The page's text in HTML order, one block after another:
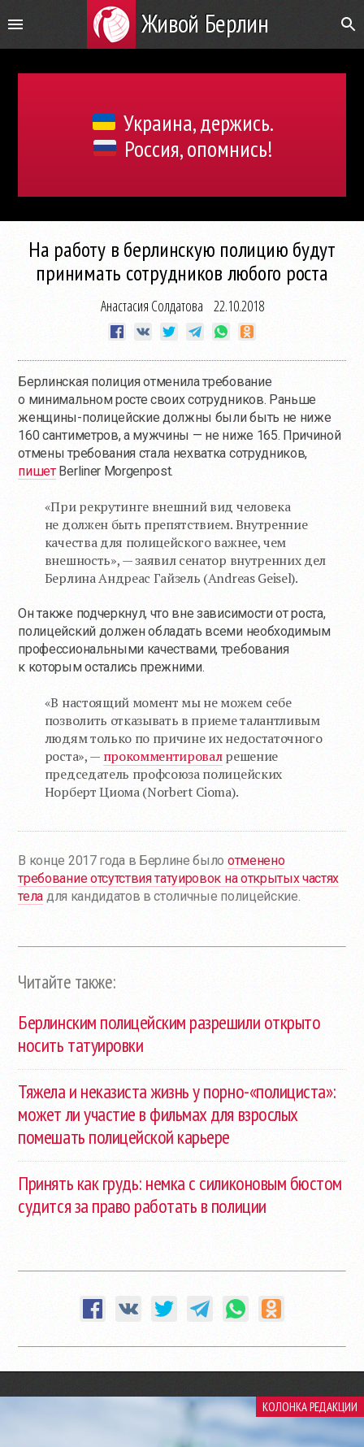
Живой Берлин
Украина, держись.
Россия, опомнись!
На работу в берлинскую полицию будут
принимать сотрудников любого роста
Анастасия Солдатова 22.10.2018
Берлинская полиция отменила требование
о минимальном росте своих сотрудников. Раньше
женщины-полицейские должны были быть не ниже
160 сантиметров, а мужчины — не ниже 165. Причиной
отмены требования стала нехватка сотрудников,
пишетBerliner Morgenpost.
«При рекрутинге внешний вид человека
не должен быть препятствием. Внутренние
качества для полицейского важнее, чем
внешность», — заявил сенатор внутренних дел
Берлина Андреас Гайзель (Andreas Geisel).
Он также подчеркнул, что вне зависимости от роста,
полицейский должен обладать всеми необходимым
профессиональными качествами, требования
к которым остались прежними.
«В настоящий момент мы не можем себе
позволить отказывать в приеме талантливым
людям только по причине их недостаточного
роста», — прокомментировалрешение
председатель профсоюза полицейских
Норберт Циома (Norbert Cioma).
В конце 2017 года в Берлине было отменено
требование отсутствия татуировок на открытых частях
тела для кандидатов в столичные полицейские.
Читайте также:
Берлинским полицейским разрешили открыто
носить татуировки
Тяжела и неказиста жизнь у порно-«полициста»:
может ли участие в фильмах для взрослых
помешать полицейской карьере
Принять как грудь: немка с силиконовым бюстом
судится за право работать в полиции
КОЛОНКА РЕДАКЦИИ